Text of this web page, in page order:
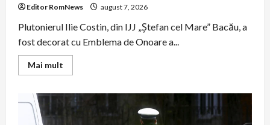
Editor RomNews august 7, 2026
Plutonierul Ilie Costin, din IJJ „Ştefan cel Mare” Bacău, a
fost decorat cu Emblema de Onoare a...
Mai mult
more
decorat
de